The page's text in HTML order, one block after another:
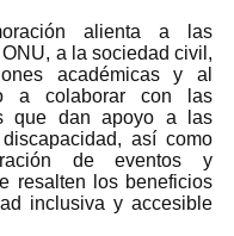
alienta a las
a la sociedad civil,
académicas y al
a colaborar con las
que dan apoyo a las
así como
de eventos y
resalten los beneficios
inclusiva y accesible